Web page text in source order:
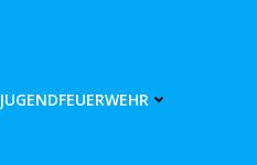
JUGENDFEUERWEHR